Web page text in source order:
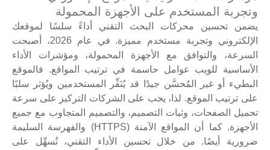
وتجربة المستخدم على الأجهزة المحمولة
يضمن تحسين محركات البحث التقني أداءً سلسًا لموقعك
الإلكتروني وتجربة مستخدم مميزة. في عام 2026، أصبحت
السرعة، والتوافق مع الأجهزة المحمولة، ومؤشرات الأداء
الأساسية للويب عوامل حاسمة في ترتيب المواقع. فالموقع
البطيء أو غير المُحسَّن جيدًا قد يُنَفِّر المستخدمين ويُؤثر سلبًا
على ترتيب الموقع. لذا، يجب على الشركات التركيز على سرعة
تحميل الصفحات، وثبات التصميم، والتصميم المتجاوب مع جميع
الأجهزة. كما أن المواقع الآمنة (HTTPS) والفهرسة السليمة
ضرورية أيضًا. من خلال تحسين الأداء التقني، تُسهِّل على